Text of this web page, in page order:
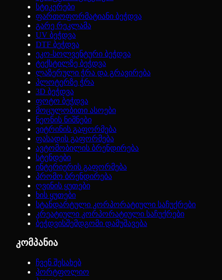
სტიკერები
ფართოფორმატიანი ბეჭდვა
გარე რეკლამა
UV ბეჭდვა
DTF ბეჭდვა
ეკო-სოლვენტური ბეჭდვა
ტექსტილზე ბეჭდვა
ლაზერული ჭრა და გრავირება
პლოტერზე ჭრა
3D ბეჭდვა
ფოტო ბეჭდვა
მოცულობითი ასოები
ნეონის ნიშნები
ვიტრინის გაფორმება
ფასადის გაფორმება
ავტომობილის ბრენდირება
სტენდები
ინტერიერის გაფორმება
პრომო ბრენდირება
ღვინის ყუთები
ხის ყუთები
სტანდარტული კორპორატიული საჩუქრები
კრეატიული კორპორატიული საჩუქრები
ბეჭდვისშემდგომი დამუშავება
კომპანია
ჩვენ შესახებ
პორტფოლიო